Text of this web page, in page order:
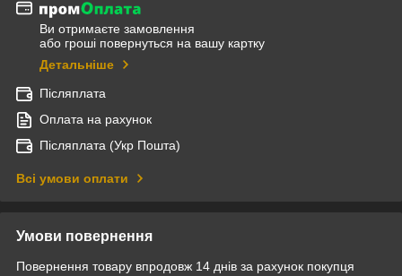
Ви отримаєте замовлення
або гроші повернуться на вашу картку
Детальніше
Післяплата
Оплата на рахунок
Післяплата (Укр Пошта)
Всі умови оплати
Умови повернення
Повернення товару впродовж 14 днів за рахунок покупця